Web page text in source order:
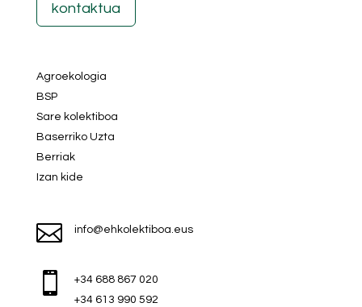
kontaktua
Agroekologia
BSP
Sare kolektiboa
Baserriko Uzta
Berriak
Izan kide
 info@ehkolektiboa.eus

+34 688 867 020
+34 613 990 592